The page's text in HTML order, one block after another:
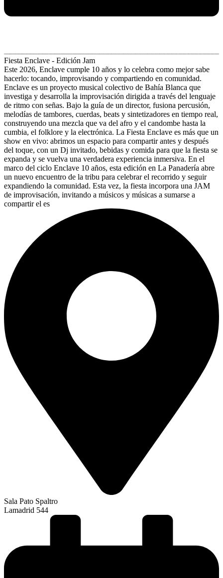
Fiesta Enclave - Edición Jam
Este 2026, Enclave cumple 10 años y lo celebra como mejor sabe
hacerlo: tocando, improvisando y compartiendo en comunidad.
Enclave es un proyecto musical colectivo de Bahía Blanca que
investiga y desarrolla la improvisación dirigida a través del lenguaje
de ritmo con señas. Bajo la guía de un director, fusiona percusión,
melodías de tambores, cuerdas, beats y sintetizadores en tiempo real,
construyendo una mezcla que va del afro y el candombe hasta la
cumbia, el folklore y la electrónica. La Fiesta Enclave es más que un
show en vivo: abrimos un espacio para compartir antes y después
del toque, con un Dj invitado, bebidas y comida para que la fiesta se
expanda y se vuelva una verdadera experiencia inmersiva. En el
marco del ciclo Enclave 10 años, esta edición en La Panadería abre
un nuevo encuentro de la tribu para celebrar el recorrido y seguir
expandiendo la comunidad. Esta vez, la fiesta incorpora una JAM
de improvisación, invitando a músicos y músicas a sumarse a
compartir el es
Sala Pato Spaltro
Lamadrid 544